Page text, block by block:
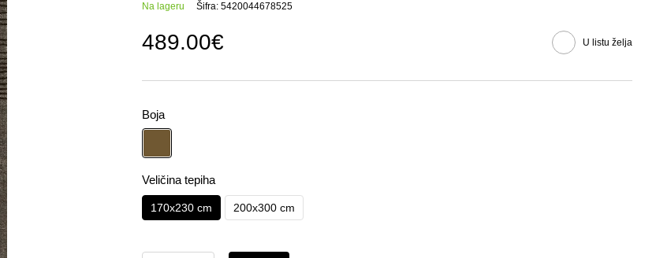
Na lageru Šifra: 5420044678525
489.00€ U listu želja
Boja
Veličina tepiha
170x230 cm 200x300 cm